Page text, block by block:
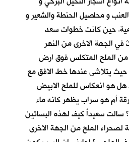
و محاصيل الحنطة والشعير و
حين كانت خطوات سعد
في الجهة الاخرى من النهر
الملح المتكلس فوق ارض
حيث يتلاشى عندها خط الافق مع
هل هو انعكاس للملح الابيض
أم هو سراب يظهر كانه ماء
سعيداً كيف لهذه البساتين
لصحراء الملح من الجهة الاخرى